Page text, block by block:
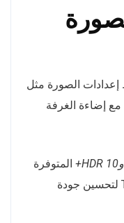
الصورة مثل
مع إضاءة الغرفة
المتوفرة
في أجهزة التلفزيون الحديثة مثل TCL لتحسين جودة